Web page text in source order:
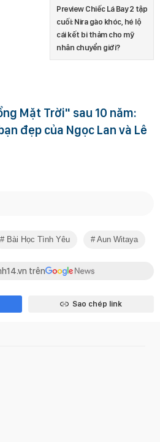
Preview Chiếc Lá Bay 2 tập
cuối: Nira gào khóc, hé lộ
cái kết bi thảm cho mỹ
nhân chuyển giới?
Mặt Trời" sau 10 năm:
đẹp của Ngọc Lan và Lê
Bài Học Tình Yêu Aun Witaya
trên
Sao chép link